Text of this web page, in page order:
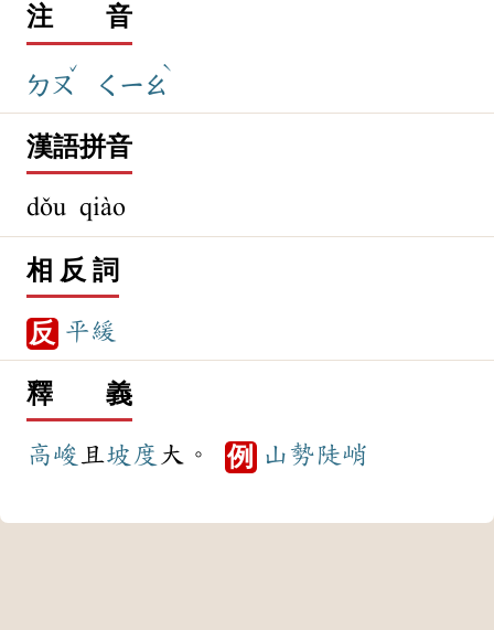
注 音
ㄉㄡ
ˇ
ㄑㄧㄠ
ˋ
漢語拼音
dǒu qiào
相 反 詞
反 平緩
釋 義
高峻 且坡度 大。 例 山勢陡峭